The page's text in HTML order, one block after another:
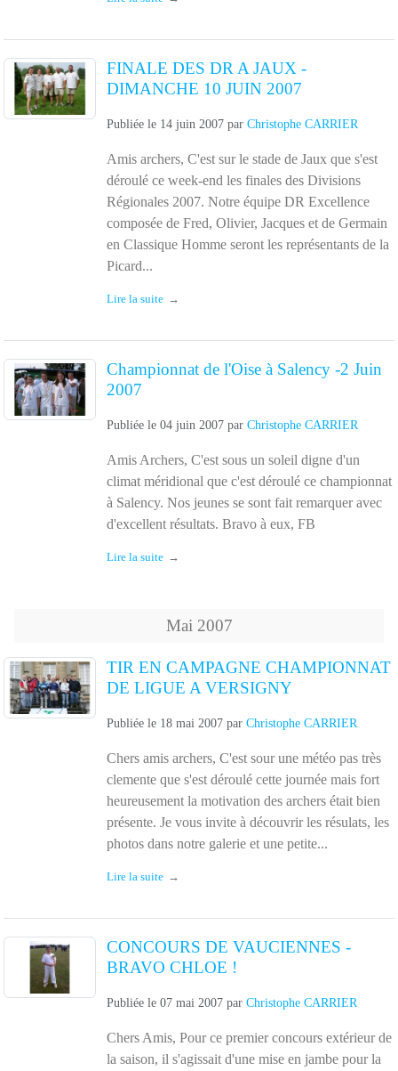
FINALE DES DR A JAUX -
DIMANCHE 10 JUIN 2007
Publiée le 14 juin 2007 par Christophe CARRIER
Amis archers, C'est sur le stade de Jaux que s'est
déroulé ce week-end les finales des Divisions
Régionales 2007. Notre équipe DR Excellence
composée de Fred, Olivier, Jacques et de Germain
en Classique Homme seront les représentants de la
Picard...
Lire la suite
Championnat de l'Oise à Salency -2 Juin
2007
Publiée le 04 juin 2007 par Christophe CARRIER
Amis Archers, C'est sous un soleil digne d'un
climat méridional que c'est déroulé ce championnat
à Salency. Nos jeunes se sont fait remarquer avec
d'excellent résultats. Bravo à eux, FB
Lire la suite
Mai 2007
TIR EN CAMPAGNE CHAMPIONNAT
DE LIGUE A VERSIGNY
Publiée le 18 mai 2007 par Christophe CARRIER
Chers amis archers, C'est sour une météo pas très
clemente que s'est déroulé cette journée mais fort
heureusement la motivation des archers était bien
présente. Je vous invite à découvrir les résulats, les
photos dans notre galerie et une petite...
Lire la suite
CONCOURS DE VAUCIENNES -
BRAVO CHLOE !
Publiée le 07 mai 2007 par Christophe CARRIER
Chers Amis, Pour ce premier concours extérieur de
la saison, il s'agissait d'une mise en jambe pour la